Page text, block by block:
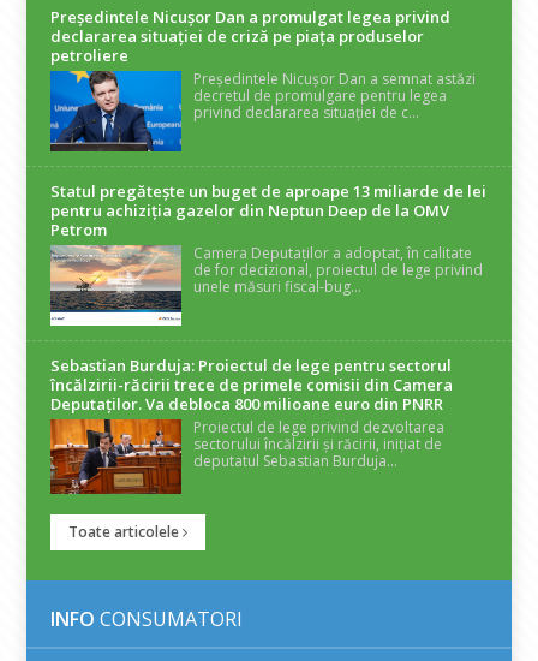
Președintele Nicuşor Dan a promulgat legea privind
declararea situaţiei de criză pe piaţa produselor
petroliere
Președintele Nicușor Dan a semnat astăzi
decretul de promulgare pentru legea
privind declararea situației de c...
Statul pregătește un buget de aproape 13 miliarde de lei
pentru achiziția gazelor din Neptun Deep de la OMV
Petrom
Camera Deputaților a adoptat, în calitate
de for decizional, proiectul de lege privind
unele măsuri fiscal-bug...
Sebastian Burduja: Proiectul de lege pentru sectorul
încălzirii-răcirii trece de primele comisii din Camera
Deputaților. Va debloca 800 milioane euro din PNRR
Proiectul de lege privind dezvoltarea
sectorului încălzirii și răcirii, inițiat de
deputatul Sebastian Burduja...
Toate articolele
INFO CONSUMATORI